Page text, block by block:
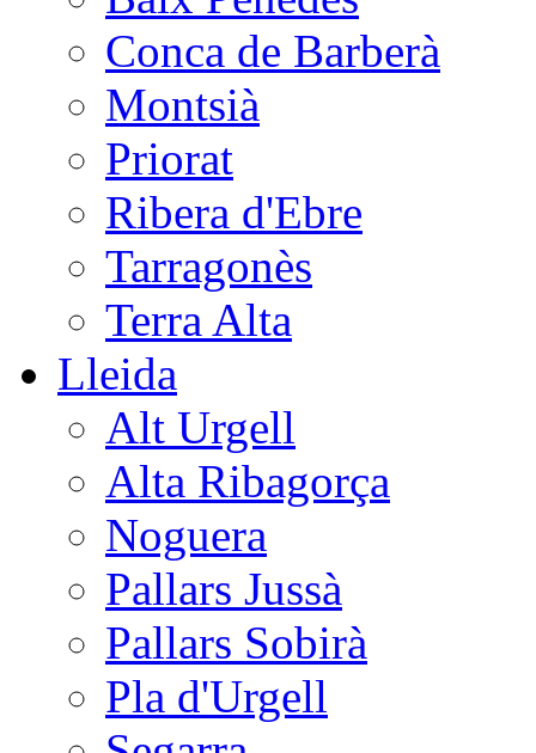
Conca de Barberà
Montsià
Priorat
Ribera d'Ebre
Tarragonès
Terra Alta
Lleida
Alt Urgell
Alta Ribagorça
Noguera
Pallars Jussà
Pallars Sobirà
Pla d'Urgell